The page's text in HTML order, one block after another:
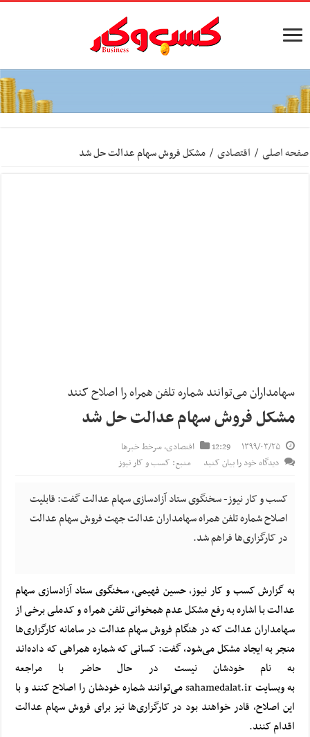
صفحه اصلی / اقتصادی / مشکل فروش سهام عدالت حل شد
سهامداران می‌توانند شماره تلفن همراه را اصلاح کنند
مشکل فروش سهام عدالت حل شد
۱۳۹۹/۰۳/۲۵ 12:29 اقتصادی,سرخط خبرها
دیدگاه خود را بیان کنید
منبع: کسب و کار نیوز
کسب و کار نیوز- سخنگوی ستاد آزادسازی سهام عدالت گفت: قابلیت
اصلاح شماره تلفن همراه سهامداران عدالت جهت فروش سهام عدالت
در کارگزاری‌ها فراهم شد.
به گزارش کسب و کار نیوز، حسین فهیمی، سخنگوی ستاد آزادسازی سهام
عدالت با اشاره به رفع مشکل عدم همخوانی تلفن همراه و کدملی برخی از
سهامداران عدالت که در هنگام فروش سهام عدالت در سامانه کارگزاری‌ها
منجر به ایجاد مشکل می‌شود، گفت: کسانی که شماره همراهی که داده‌اند
به نام خودشان نیست در حال حاضر با مراجعه
به وبسایت
می‌توانند شماره خودشان را اصلاح کنند و با
این اصلاح، قادر خواهند بود در کارگزاری‌ها نیز برای فروش سهام عدالت
اقدام کنند.